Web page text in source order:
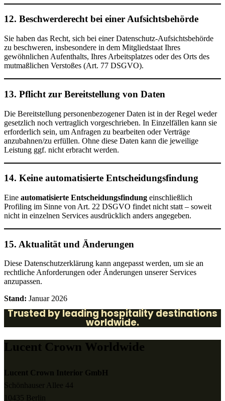
12. Beschwerderecht bei einer Aufsichtsbehörde
Sie haben das Recht, sich bei einer Datenschutz-Aufsichtsbehörde
zu beschweren, insbesondere in dem Mitgliedstaat Ihres
gewöhnlichen Aufenthalts, Ihres Arbeitsplatzes oder des Orts des
mutmaßlichen Verstoßes (Art. 77 DSGVO).
13. Pflicht zur Bereitstellung von Daten
Die Bereitstellung personenbezogener Daten ist in der Regel weder
gesetzlich noch vertraglich vorgeschrieben. In Einzelfällen kann sie
erforderlich sein, um Anfragen zu bearbeiten oder Verträge
anzubahnen/zu erfüllen. Ohne diese Daten kann die jeweilige
Leistung ggf. nicht erbracht werden.
14. Keine automatisierte Entscheidungsfindung
Eine automatisierte Entscheidungsfindung einschließlich
Profiling im Sinne von Art. 22 DSGVO findet nicht statt – soweit
nicht in einzelnen Services ausdrücklich anders angegeben.
15. Aktualität und Änderungen
Diese Datenschutzerklärung kann angepasst werden, um sie an
rechtliche Anforderungen oder Änderungen unserer Services
anzupassen.
Stand: Januar 2026
Trusted by leading hospitality destinations
worldwide.
Lucent Crown Worldwide
Lucent Crown Interior GmbH
Schönhauser Allee 44
10435 Berlin